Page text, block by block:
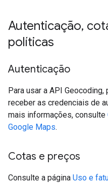
Autenticação,
políticas
Autenticação
Para usar a API
receber as credenciais de
mais informações, consulte
Google Maps.
Cotas e preços
Consulte a página Uso e